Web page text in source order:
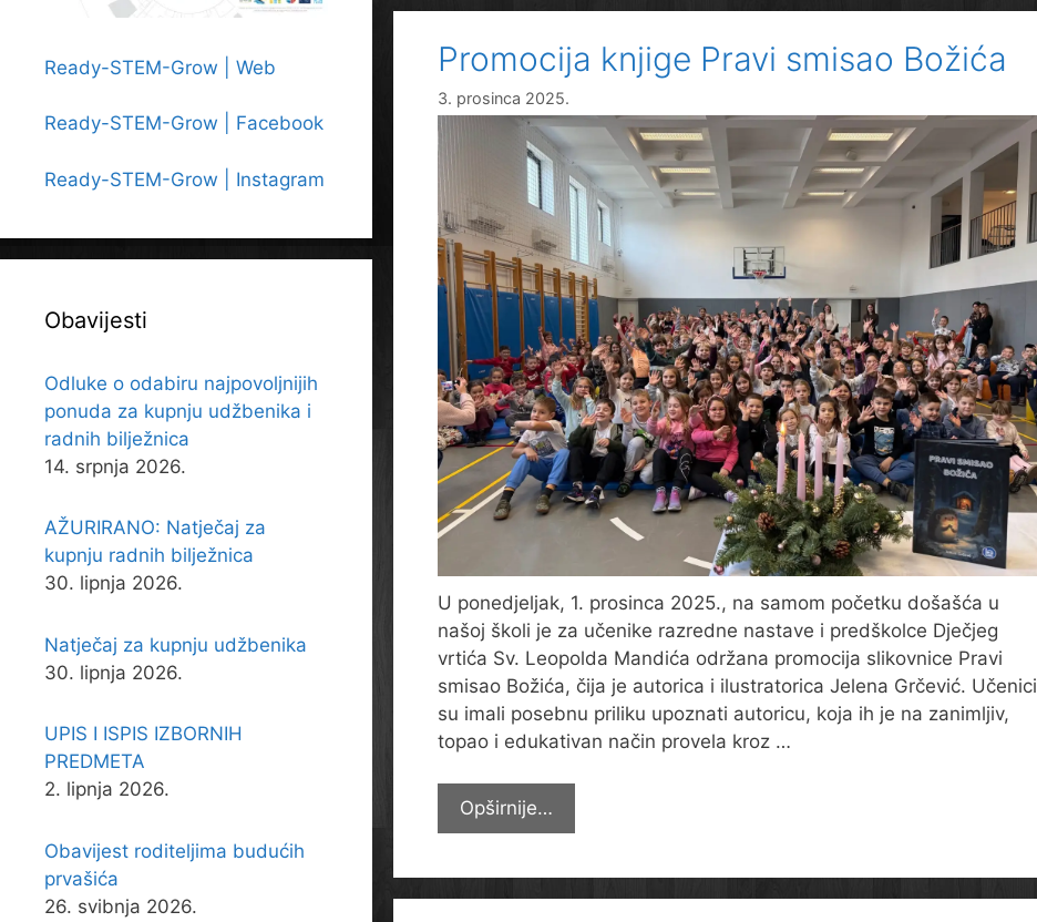
Promocija knjige Pravi smisao Božića
3. prosinca 2025.
U ponedjeljak, 1. prosinca 2025., na samom početku došašća u
našoj školi je za učenike razredne nastave i predškolce Dječjeg
vrtića Sv. Leopolda Mandića održana promocija slikovnice Pravi
smisao Božića, čija je autorica i ilustratorica Jelena Grčević. Učenici
su imali posebnu priliku upoznati autoricu, koja ih je na zanimljiv,
topao i edukativan način provela kroz …
Opširnije…
knjige
Ready-STEM-Grow | Web
Ready-STEM-Grow | Facebook
Ready-STEM-Grow | Instagram
Obavijesti
Odluke o odabiru najpovoljnijih
ponuda za kupnju udžbenika i
radnih bilježnica
14. srpnja 2026.
AŽURIRANO: Natječaj za
kupnju radnih bilježnica
30. lipnja 2026.
Natječaj za kupnju udžbenika
30. lipnja 2026.
UPIS I ISPIS IZBORNIH
PREDMETA
2. lipnja 2026.
Obavijest roditeljima budućih
prvašića
26. svibnja 2026.